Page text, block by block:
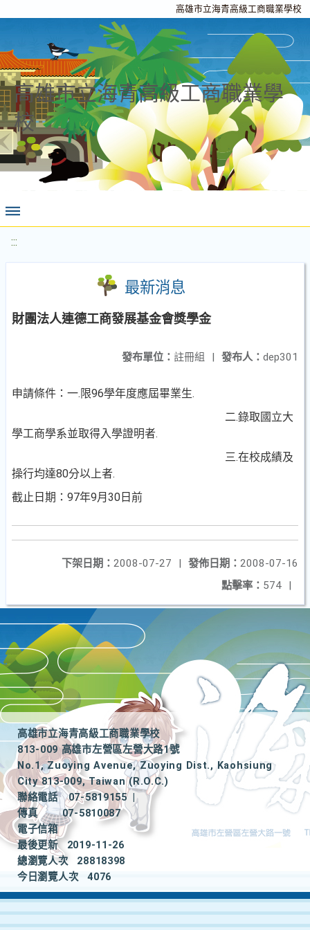
高雄市立海青高級工商職業學校
高雄市立海青高級工商職業學
校
:::
最新消息
財團法人連德工商發展基金會獎學金
發布人： dep301
發布單位： 註冊組 |
申請條件：一.限96學年度應屆畢業生.
二.錄取國立大
學工商學系並取得入學證明者.
三.在校成績及
操行均達80分以上者.
截止日期：97年9月30日前
發佈日期： 2008-07-16
下架日期： 2008-07-27
|
點擊率： 574 |
高雄市立海青高級工商職業學校
813-009 高雄市左營區左營大路1號
No.1, Zuoying Avenue, Zuoying Dist., Kaohsiung
City 813-009, Taiwan (R.O.C.)
聯絡電話
07-5819155
|
傳真
07-5810087
電子信箱
最後更新
2019-11-26
總瀏覽人次
28818398
今日瀏覽人次
4076